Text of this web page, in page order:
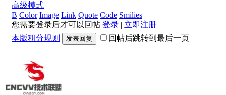
高级模式
B Color Image Link Quote Code Smilies
您需要登录后才可以回帖 登录 | 立即注册
本版积分规则
发表回复 回帖后跳转到最后一页